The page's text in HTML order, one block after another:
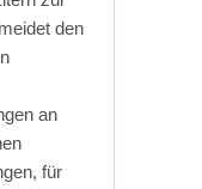
den
an
für